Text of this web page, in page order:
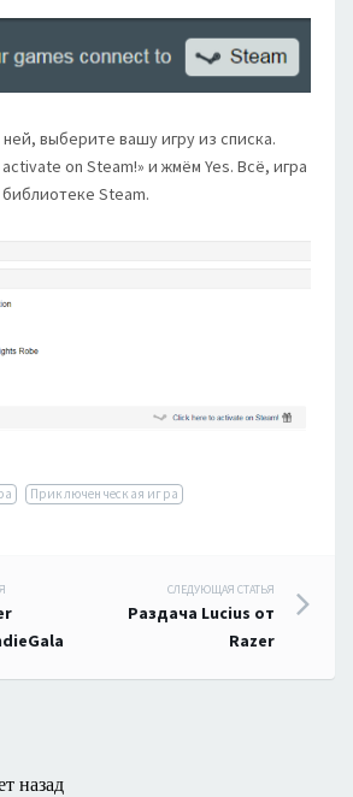
выберите вашу игру из списка.
on Steam!» и жмём Yes. Всё, игра
Steam.
Приключенческая игра
СЛЕДУЮЩАЯ СТАТЬЯ
Раздача Lucius от
Razer